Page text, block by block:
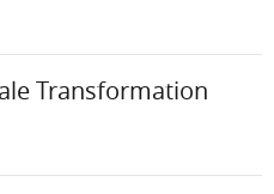
Transformation